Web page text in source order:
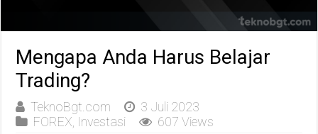
Mengapa Anda Harus Belajar
Trading?
TeknoBgt.com
3 Juli 2023
FOREX Investasi 607 Views